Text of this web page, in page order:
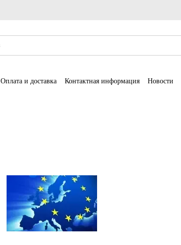
Оплата и доставка Контактная информация Новости